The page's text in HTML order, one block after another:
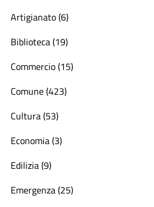
Artigianato (6)
Biblioteca (19)
Commercio (15)
Comune (423)
Cultura (53)
Economia (3)
Edilizia (9)
Emergenza (25)